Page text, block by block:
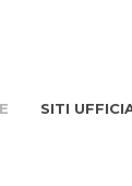
SITI